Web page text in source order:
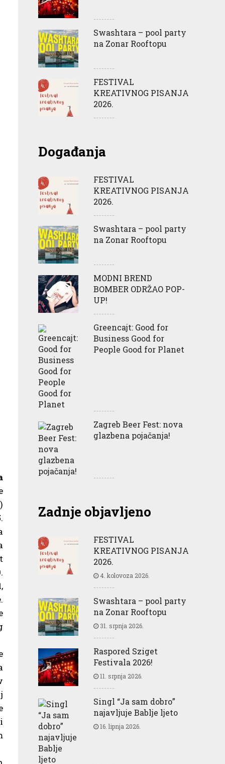
Swashtara – pool party
na Zonar Rooftopu
FESTIVAL
KREATIVNOG PISANJA
2026.
Događanja
FESTIVAL
KREATIVNOG PISANJA
2026.
Swashtara – pool party
na Zonar Rooftopu
MODNI BREND
BOMBER ODRŽAO POP-
UP!
Greencajt: Good for
Business Good for
People Good for Planet
Zagreb Beer Fest: nova
glazbena pojačanja!
Zadnje objavljeno
FESTIVAL
KREATIVNOG PISANJA
2026.
4. kolovoza 2026.
Swashtara – pool party
na Zonar Rooftopu
31. srpnja 2026.
Raspored Sziget
Festivala 2026!
11. srpnja 2026.
Singl “Ja sam dobro”
najavljuje Bablje ljeto
16. lipnja 2026.